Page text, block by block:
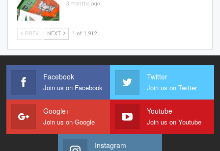
3 months ago
PREV NEXT 1 of 1,912
Facebook
Join us on Facebook
Twitter
Join us on Twitter
Google+
Join us on Google
Youtube
Join us on Youtube
Instagram